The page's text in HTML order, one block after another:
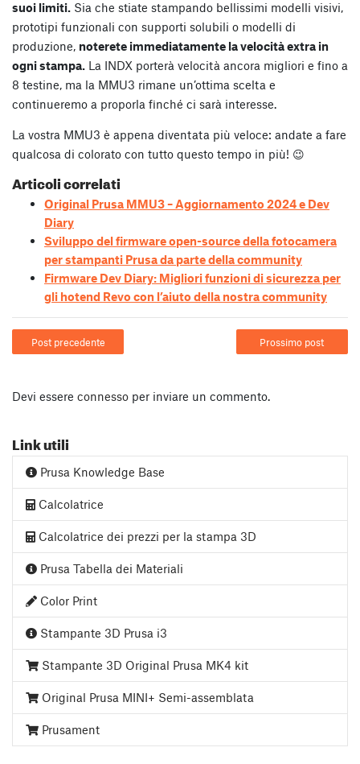
suoi limiti. Sia che stiate stampando bellissimi modelli visivi,
prototipi funzionali con supporti solubili o modelli di
produzione, noterete immediatamente la velocità extra in
ogni stampa. La INDX porterà velocità ancora migliori e fino a
8 testine, ma la MMU3 rimane un’ottima scelta e
continueremo a proporla finché ci sarà interesse.
La vostra MMU3 è appena diventata più veloce: andate a fare
qualcosa di colorato con tutto questo tempo in più! 😉
Articoli correlati
Original Prusa MMU3 – Aggiornamento 2024 e Dev
Diary
Sviluppo del firmware open-source della fotocamera
per stampanti Prusa da parte della community
Firmware Dev Diary: Migliori funzioni di sicurezza per
gli hotend Revo con l’aiuto della nostra community
Post precedente Prossimo post
Devi essere connesso per inviare un commento.
Link utili
Prusa Knowledge Base
Calcolatrice
Calcolatrice dei prezzi per la stampa 3D
Prusa Tabella dei Materiali
Color Print
Stampante 3D Prusa i3
Stampante 3D Original Prusa MK4 kit
Original Prusa MINI+ Semi-assemblata
Prusament